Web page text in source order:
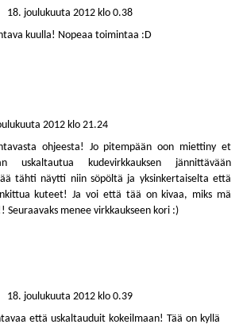
18. joulukuuta 2012 klo 0.38
kuulla! Nopeaa toimintaa :D
2012 klo 21.24
ohjeesta! Jo pitempään oon miettiny et
uskaltautua kudevirkkauksen jännittävään
tähti näytti niin söpöltä ja yksinkertaiselta että
kuteet! Ja voi että tää on kivaa, miks mä
Seuraavaks menee virkkaukseen kori :)
18. joulukuuta 2012 klo 0.39
että uskaltauduit kokeilmaan! Tää on kyllä